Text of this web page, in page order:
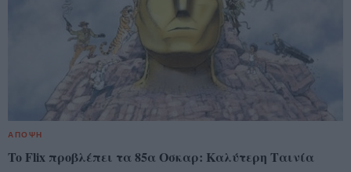
ΑΠΟΨΗ
To Flix προβλέπει τα 85α Οσκαρ: Καλύτερη Ταινία